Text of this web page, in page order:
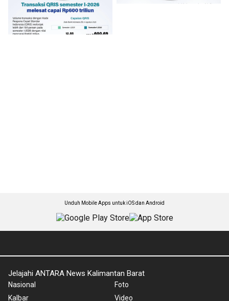
Unduh Mobile Apps untuk iOS dan Android
Jelajahi ANTARA News Kalimantan Barat
Nasional
Kalbar
Foto
Video